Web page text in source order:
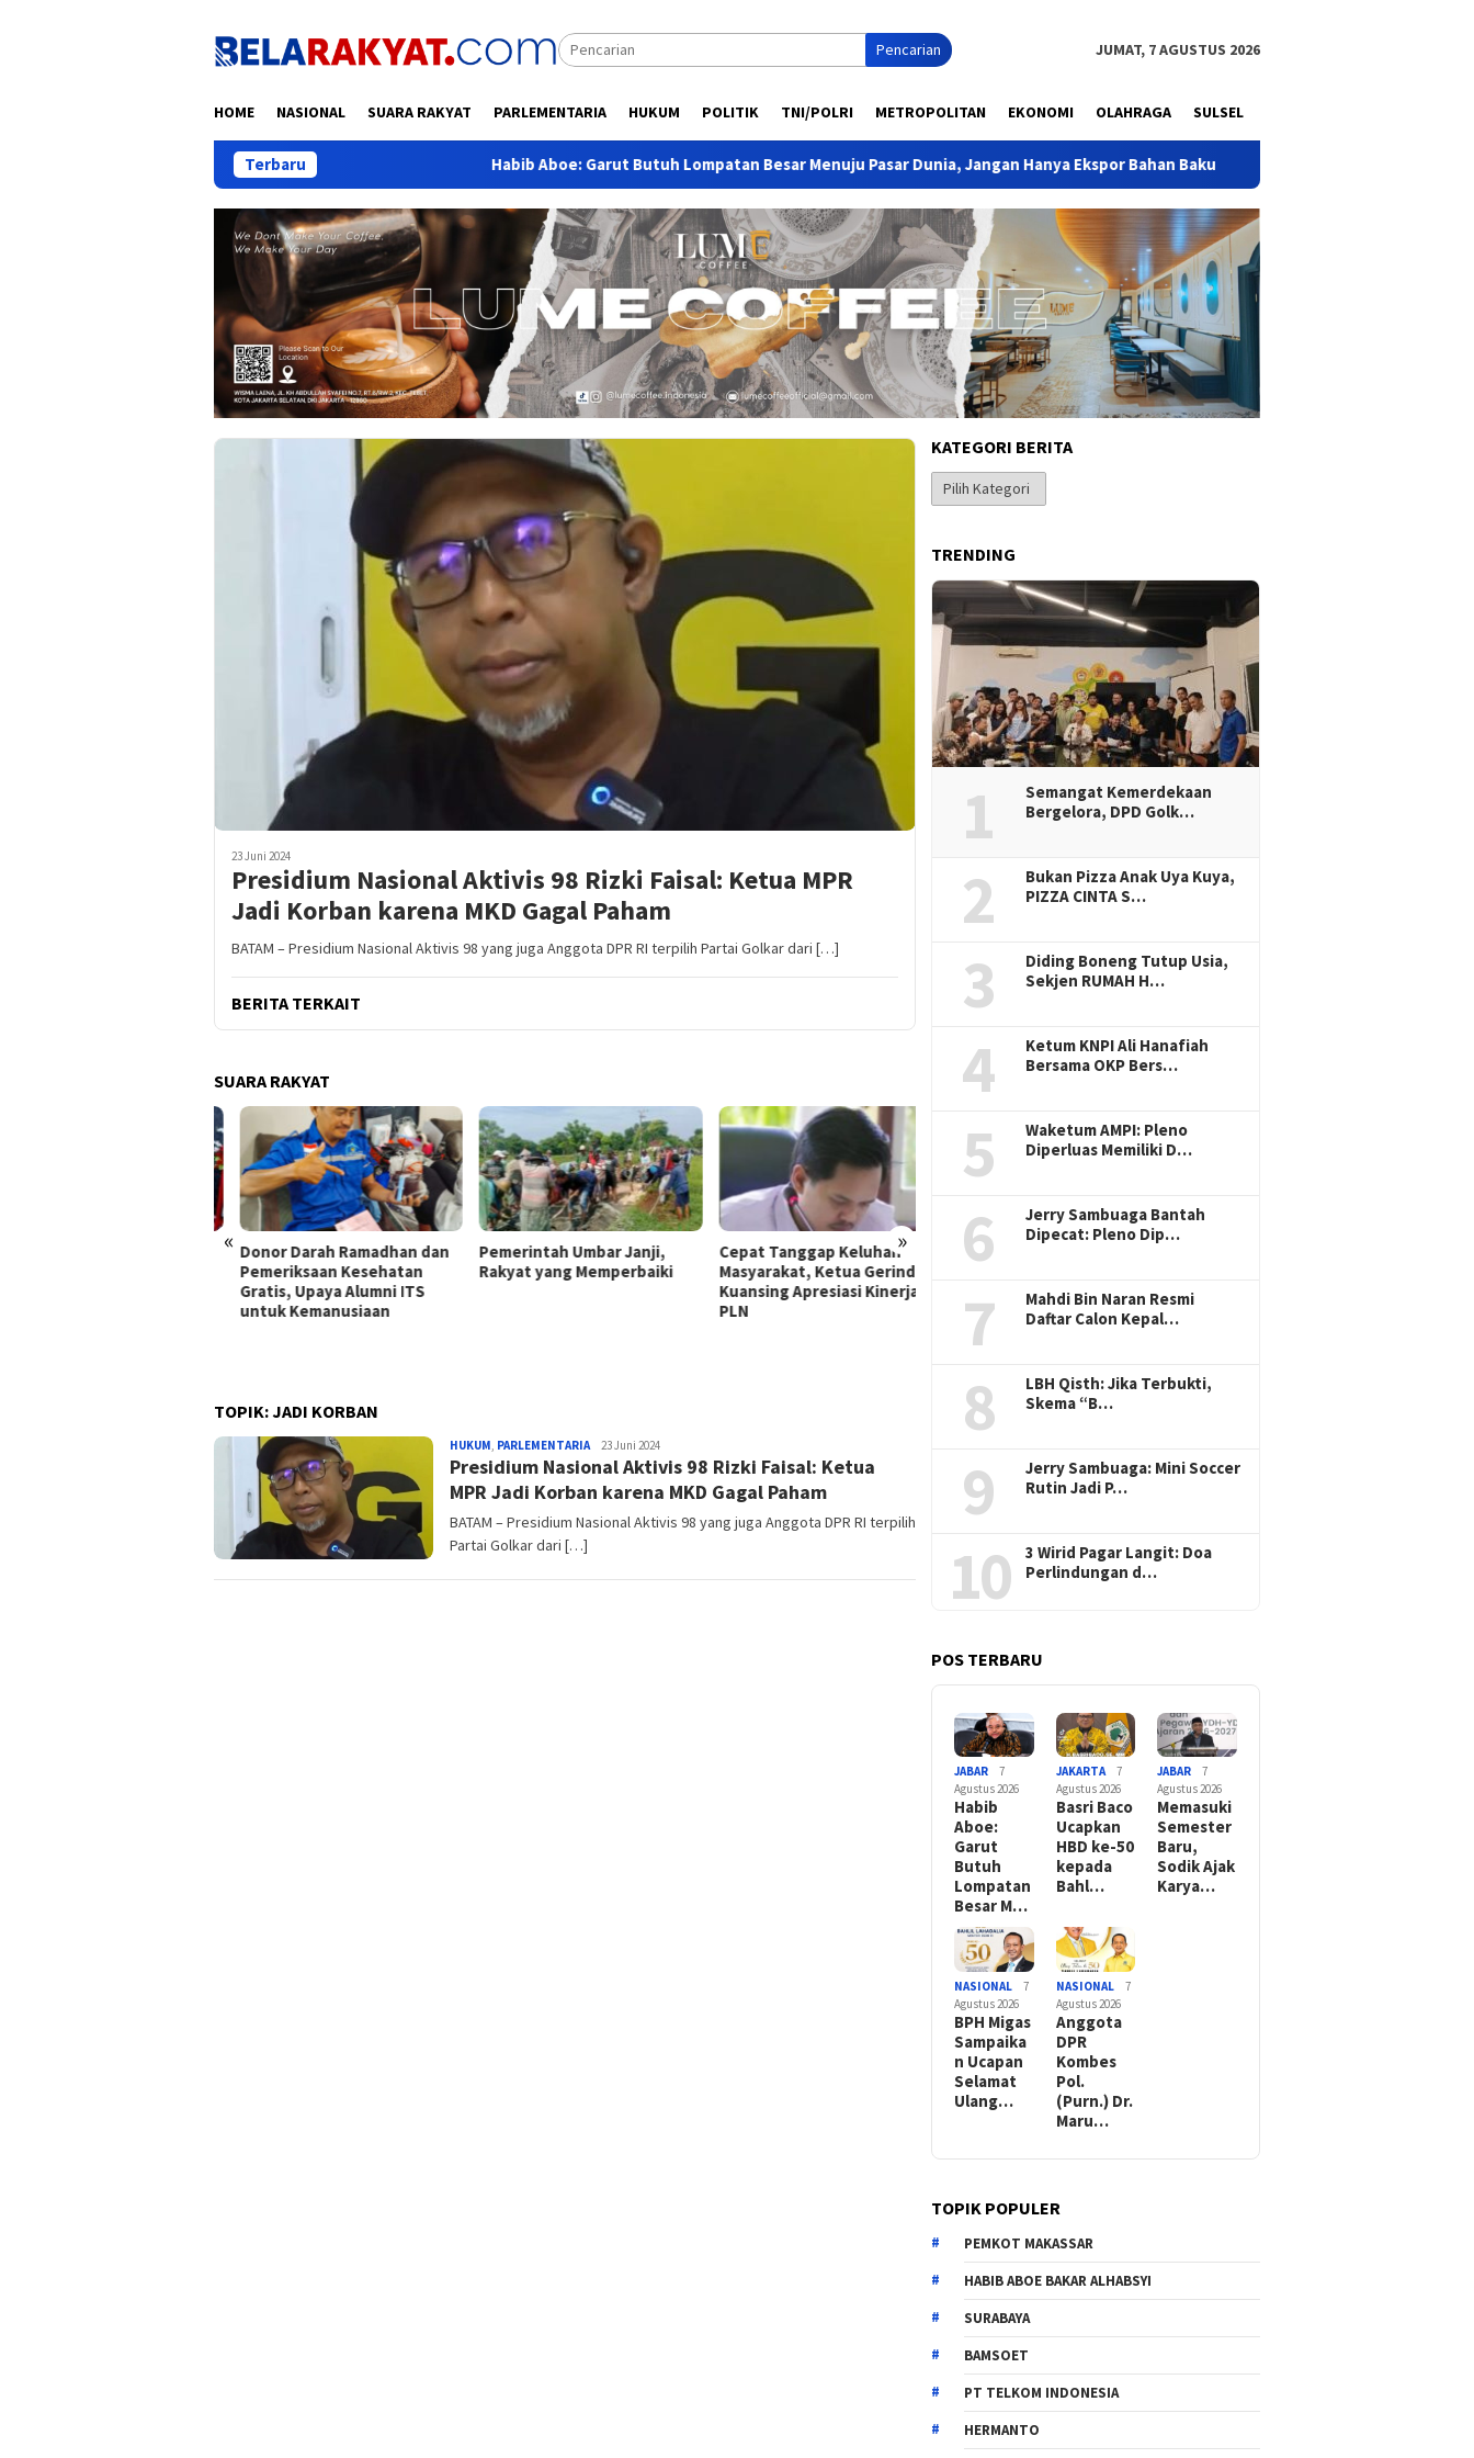
Pencarian JUMAT, 7 AGUSTUS 2026
HOME NASIONAL SUARA RAKYAT PARLEMENTARIA HUKUM POLITIK TNI/POLRI METROPOLITAN EKONOMI OLAHRAGA SULSEL
Terbaru Habib Aboe: Garut Butuh Lompatan Besar Menuju Pasar Dunia, Jangan Hanya Ekspor Bahan Baku Basri Baco Ucapkan HBD ke-50 kepada
23 Juni 2024
Presidium Nasional Aktivis 98 Rizki Faisal: Ketua MPR
Jadi Korban karena MKD Gagal Paham
BATAM – Presidium Nasional Aktivis 98 yang juga Anggota DPR RI terpilih Partai Golkar dari […]
BERITA TERKAIT
SUARA RAKYAT
« »
Donor Darah Ramadhan dan
Pemeriksaan Kesehatan
Gratis, Upaya Alumni ITS
untuk Kemanusiaan
Pemerintah Umbar Janji,
Rakyat yang Memperbaiki
Cepat Tanggap Keluhan
Masyarakat, Ketua Gerindra
Kuansing Apresiasi Kinerja
PLN
PLN Sapudi Diduga Asal
Warga Tanpa Beri
Kompensasi Ganti Rugi
Warga Keluhkan PUPR Hanya
Cari Muka
TOPIK:JADI KORBAN
HUKUM, PARLEMENTARIABelarakyat
23 Juni 2024
Presidium Nasional Aktivis 98 Rizki Faisal: Ketua
MPR Jadi Korban karena MKD Gagal Paham
BATAM – Presidium Nasional Aktivis 98 yang juga Anggota DPR RI terpilih
Partai Golkar dari […]
KATEGORI BERITA
Kategori
Berita
TRENDING
1
Semangat Kemerdekaan
Bergelora, DPD Golk…
2
Bukan Pizza Anak Uya Kuya,
PIZZA CINTA S…
3
Diding Boneng Tutup Usia,
Sekjen RUMAH H…
4
Ketum KNPI Ali Hanafiah
Bersama OKP Bers…
5
Waketum AMPI: Pleno
Diperluas Memiliki D…
6
Jerry Sambuaga Bantah
Dipecat: Pleno Dip…
7
Mahdi Bin Naran Resmi
Daftar Calon Kepal…
8
LBH Qisth: Jika Terbukti,
Skema “B…
9
Jerry Sambuaga: Mini Soccer
Rutin Jadi P…
10
3 Wirid Pagar Langit: Doa
Perlindungan d…
POS TERBARU
JABAR
7
Agustus 2026
Habib
Aboe:
Garut
Butuh
Lompatan
Besar M…
JAKARTA
7
Agustus 2026
Basri Baco
Ucapkan
HBD ke-50
kepada
Bahl…
JABAR
7
Agustus 2026
Memasuki
Semester
Baru,
Sodik Ajak
Karya…
NASIONAL
7
Agustus 2026
BPH Migas
Sampaika
n Ucapan
Selamat
Ulang…
NASIONAL
7
Agustus 2026
Anggota
DPR
Kombes
Pol.
(Purn.) Dr.
Maru…
TOPIK POPULER
PEMKOT MAKASSAR
HABIB ABOE BAKAR ALHABSYI
SURABAYA
BAMSOET
PT TELKOM INDONESIA
HERMANTO